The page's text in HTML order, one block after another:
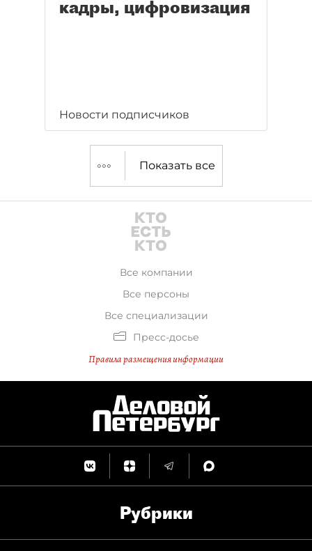
кадры, цифровизация
Новости подписчиков
Показать все
Все компании
Все персоны
Все специализации
Пресс-досье
Правила размещения информации
Рубрики